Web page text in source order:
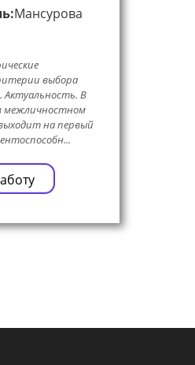
Мансурова
выбора
Актуальность. В
межличностном
на первый